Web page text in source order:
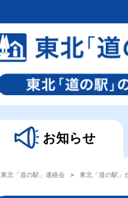
お知らせ
東北「道の駅」連絡会 東北「道の駅」